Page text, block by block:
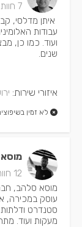
7 חוות דעת
איתן מדלסי,
עבודות
שנים.
איזורי שירות:
לא זמין
12 חוות דעת
מוסא סלהב,
עוסק במכירה,
סטנדרט ודלתות
מעקות ועוד.